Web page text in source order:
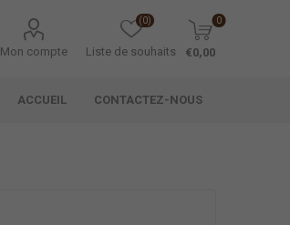
Mon compte Liste de souhaits
(0) 0
€0,00
ACCUEIL CONTACTEZ-NOUS